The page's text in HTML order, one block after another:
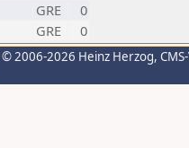
GRE
0
GRE 0
© 2006-2026 Heinz Herzog,